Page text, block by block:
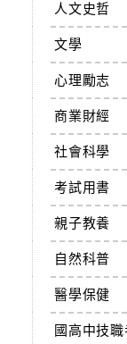
人文史哲
文學
心理勵志
商業財經
社會科學
考試用書
親子教養
自然科普
醫學保健
國高中技